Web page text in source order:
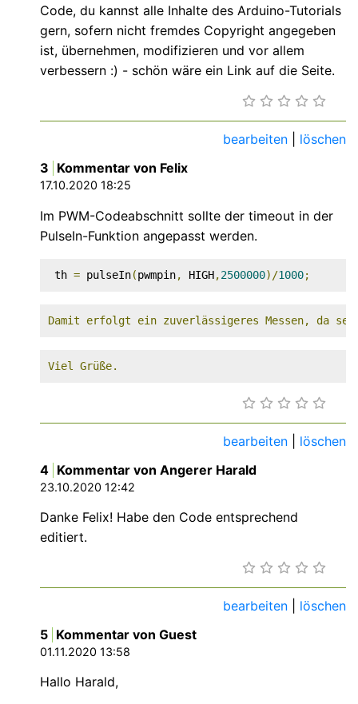
Code, du kannst alle Inhalte des Arduino-Tutorials
gern, sofern nicht fremdes Copyright angegeben
ist, übernehmen, modifizieren und vor allem
verbessern :) - schön wäre ein Link auf die Seite.
bearbeiten
löschen
3 Kommentar von Felix
17.10.2020 18:25
Im PWM-Codeabschnitt sollte der timeout in der
PulseIn-Funktion angepasst werden.
th = pulseIn(pwmpin, HIGH,2500000) /1000;
Damit erfolgt ein zuverlässigeres Messen, da
Viel Grüße.
bearbeiten
löschen
4 Kommentar von Angerer Harald
23.10.2020 12:42
Danke Felix! Habe den Code entsprechend
editiert.
bearbeiten
löschen
5 Kommentar von Guest
01.11.2020 13:58
Hallo Harald,